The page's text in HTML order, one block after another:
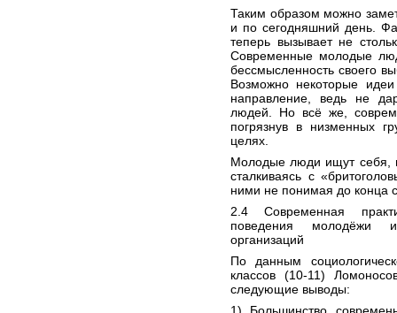
Таким образом можно
и по сегодняшний день.
теперь вызывает не
Современные молодые
бессмысленность своего
Возможно некоторые
направление, ведь не
людей. Но всё же,
погрязнув в низменных
целях.
Молодые люди ищут себя,
сталкиваясь с
ними не понимая до конца
2.4 Современная
поведения молодёжи
организаций
По данным
классов (10-11)
следующие выводы: